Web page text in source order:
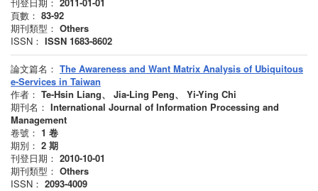
頁數： 83-92
期刊類型： Others
ISSN： ISSN 1683-8602
論文篇名： The Awareness and Want Matrix Analysis of Ubiquitous
e-Services in Taiwan
作者： Te-Hsin Liang、 Jia-Ling Peng、 Yi-Ying Chi
期刊名： International Journal of Information Processing and
Management
卷號： 1 卷
期別： 2 期
刊登日期： 2010-10-01
期刊類型： Others
ISSN： 2093-4009